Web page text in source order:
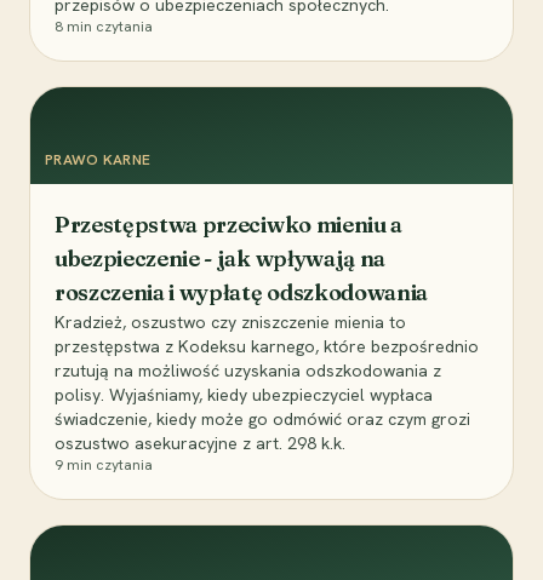
przepisów o ubezpieczeniach społecznych.
8 min czytania
PRAWO KARNE
Przestępstwa przeciwko mieniu a
ubezpieczenie - jak wpływają na
roszczenia i wypłatę odszkodowania
Kradzież, oszustwo czy zniszczenie mienia to
przestępstwa z Kodeksu karnego, które bezpośrednio
rzutują na możliwość uzyskania odszkodowania z
polisy. Wyjaśniamy, kiedy ubezpieczyciel wypłaca
świadczenie, kiedy może go odmówić oraz czym grozi
oszustwo asekuracyjne z art. 298 k.k.
9 min czytania